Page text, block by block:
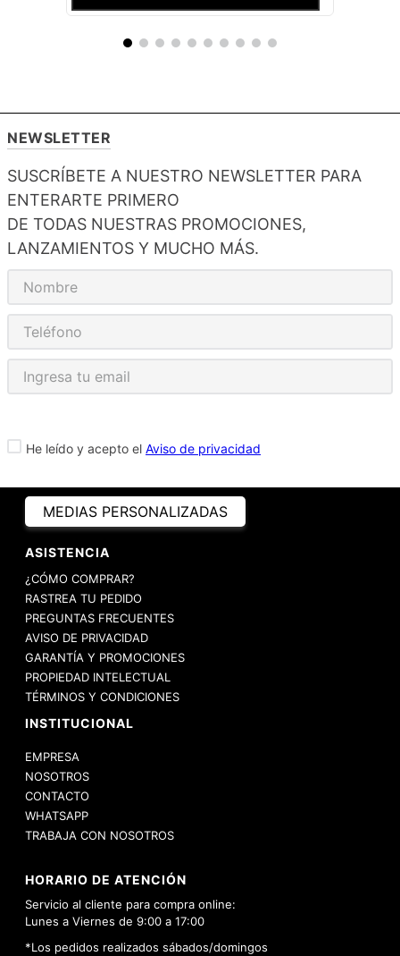
NEWSLETTER
SUSCRÍBETE A NUESTRO NEWSLETTER PARA
ENTERARTE PRIMERO
DE TODAS NUESTRAS PROMOCIONES,
LANZAMIENTOS Y MUCHO MÁS.
He leído y acepto el Aviso de privacidad
MEDIAS PERSONALIZADAS
ASISTENCIA
¿CÓMO COMPRAR?
RASTREA TU PEDIDO
PREGUNTAS FRECUENTES
AVISO DE PRIVACIDAD
GARANTÍA Y PROMOCIONES
PROPIEDAD INTELECTUAL
TÉRMINOS Y CONDICIONES
INSTITUCIONAL
EMPRESA
NOSOTROS
CONTACTO
WHATSAPP
TRABAJA CON NOSOTROS
HORARIO DE ATENCIÓN
Servicio al cliente para compra online:
Lunes a Viernes de 9:00 a 17:00
*Los pedidos realizados sábados/domingos